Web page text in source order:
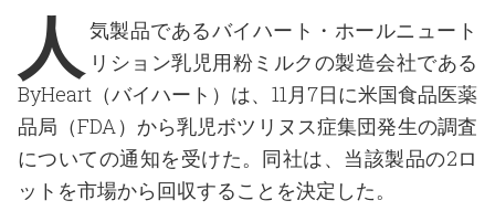
人 気製品であるバイハート・ホールニュート
リション乳児用粉ミルクの製造会社である
ByHeart（バイハート）は、11月7日に米国食品医薬
品局（FDA）から乳児ボツリヌス症集団発生の調査
についての通知を受けた。同社は、当該製品の2ロ
ットを市場から回収することを決定した。